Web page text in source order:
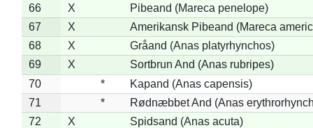
66
X
Pibeand (Mareca penelope)
67
X
Amerikansk Pibeand (Mareca
68
X
Gråand (Anas platyrhynchos)
69
X
Sortbrun And (Anas rubripes)
70
*
Kapand (Anas capensis)
71
*
Rødnæbbet And (Anas
72
X
Spidsand (Anas acuta)